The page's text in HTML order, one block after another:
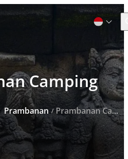
Camping
Prambanan Prambanan Camping